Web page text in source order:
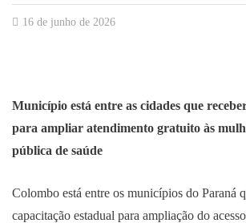
16 de junho de 2026
Município está entre as cidades que
para ampliar atendimento gratuito às
pública de saúde
Colombo está entre os municípios do Paraná
capacitação estadual para ampliação do